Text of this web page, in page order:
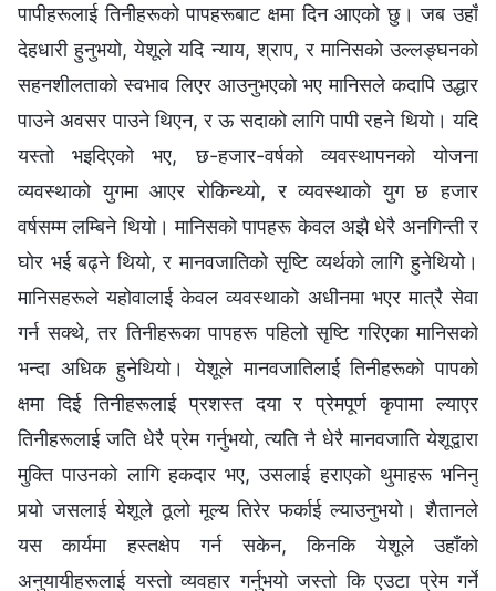
पापीहरूलाई तिनीहरूको पापहरूबाट क्षमा दिन आएको छु। जब उहाँ
देहधारी हुनुभयो, येशूले यदि न्याय, श्राप, र मानिसको उल्‍लङ्घनको
सहनशीलताको स्वभाव लिएर आउनुभएको भए मानिसले कदापि उद्धार
पाउने अवसर पाउने थिएन, र ऊ सदाको लागि पापी रहने थियो। यदि
यस्तो भइदिएको भए, छ-हजार-वर्षको व्यवस्थापनको योजना
व्यवस्थाको युगमा आएर रोकिन्थ्यो, र व्यवस्थाको युग छ हजार
वर्षसम्म लम्बिने थियो। मानिसको पापहरू केवल अझै धेरै अनगिन्ती र
घोर भई बढ्ने थियो, र मानवजातिको सृष्टि व्यर्थको लागि हुनेथियो।
मानिसहरूले यहोवालाई केवल व्यवस्थाको अधीनमा भएर मात्रै सेवा
गर्न सक्थे, तर तिनीहरूका पापहरू पहिलो सृष्टि गरिएका मानिसको
भन्दा अधिक हुनेथियो। येशूले मानवजातिलाई तिनीहरूको पापको
क्षमा दिई तिनीहरूलाई प्रशस्त दया र प्रेमपूर्ण कृपामा ल्याएर
तिनीहरूलाई जति धेरै प्रेम गर्नुभयो, त्यति नै धेरै मानवजाति येशूद्वारा
मुक्ति पाउनको लागि हकदार भए, उसलाई हराएको थुमाहरू भनिनु
पर्‍यो जसलाई येशूले ठूलो मूल्य तिरेर फर्काई ल्याउनुभयो। शैतानले
यस कार्यमा हस्तक्षेप गर्न सकेन, किनकि येशूले उहाँको
अनुयायीहरूलाई यस्तो व्यवहार गर्नुभयो जस्तो कि एउटा प्रेम गर्ने